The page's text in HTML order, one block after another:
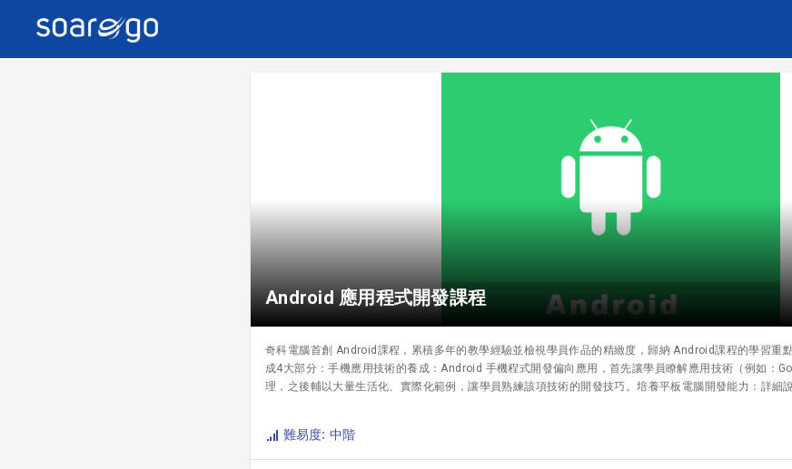
Android 應用程式開發課程
奇科電腦首創 Android課程，累積多年的教學經驗並檢視學員作品的精緻度，歸納 Android課程的學習重
成4大部分：手機應用技術的養成：Android 手機程式開發偏向應用，首先讓學員瞭解應用技術（例如：
理，之後輔以大量生活化、實際化範例，讓學員熟練該項技術的開發技巧。培養平板電腦開發能力：詳細
地。作品Demo與上傳 Google play 商店：公司需要的人才可能不只是會寫程式，還要會將公司產品的功
Google play 並讓大眾試用是最新的行銷手法，學員可善用此技巧 幫助公司行銷產品，成為一個全方位的
難易度: 中階